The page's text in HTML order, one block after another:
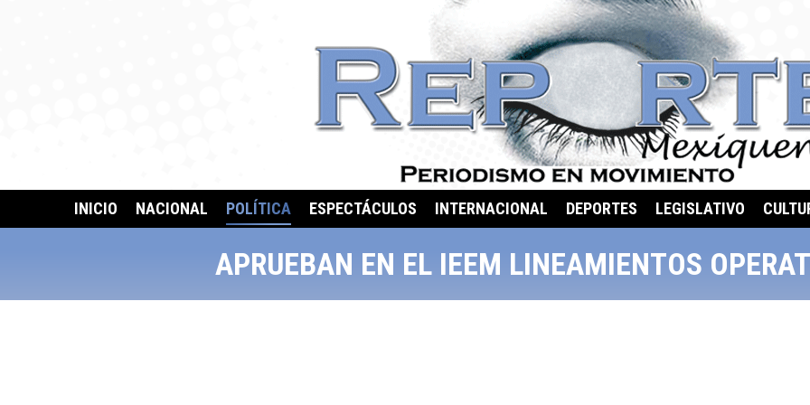
INICIO NACIONAL POLÍTICA ESPECTÁCULOS INTERNACIONAL DEPORTES LEGISLATIVO
APRUEBAN EN EL IEEM LINEAMIENTOS